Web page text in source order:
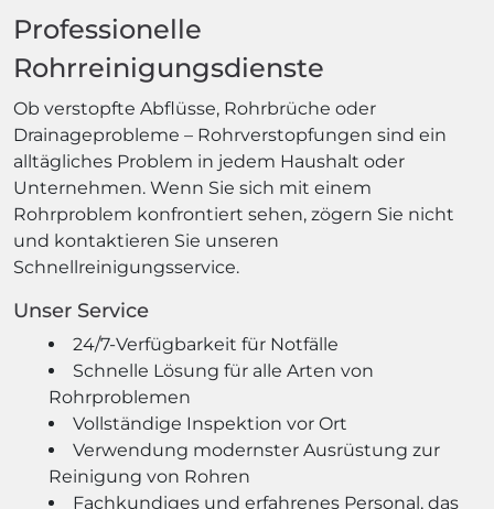
Professionelle
Rohrreinigungsdienste
Ob verstopfte Abflüsse, Rohrbrüche oder
Drainageprobleme – Rohrverstopfungen sind ein
alltägliches Problem in jedem Haushalt oder
Unternehmen. Wenn Sie sich mit einem
Rohrproblem konfrontiert sehen, zögern Sie nicht
und kontaktieren Sie unseren
Schnellreinigungsservice.
Unser Service
24/7-Verfügbarkeit für Notfälle
Schnelle Lösung für alle Arten von
Rohrproblemen
Vollständige Inspektion vor Ort
Verwendung modernster Ausrüstung zur
Reinigung von Rohren
Fachkundiges und erfahrenes Personal, das